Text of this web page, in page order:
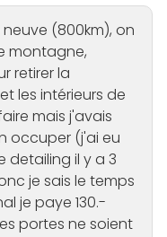
(800km), on
montagne,
retirer la
les intérieurs de
mais j'avais
occuper (j'ai eu
detailing il y a 3
je sais le temps
je paye 130.-
portes ne soient